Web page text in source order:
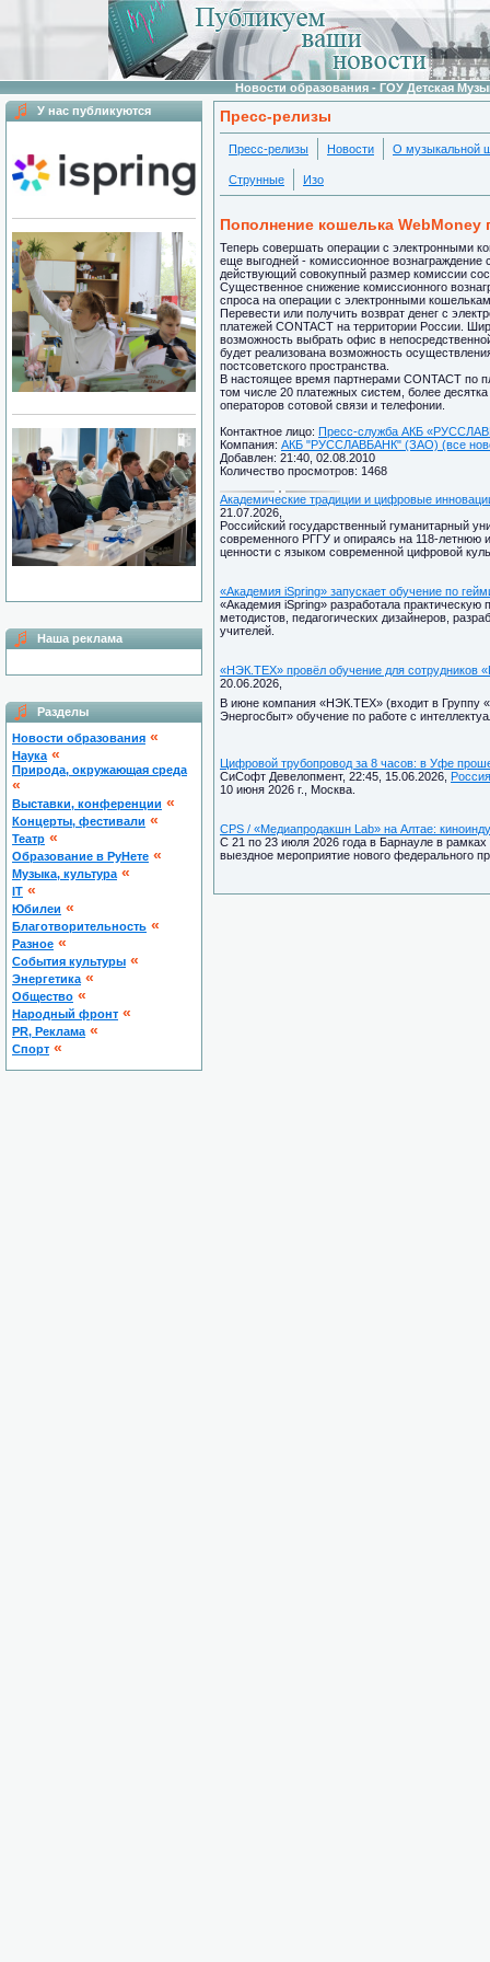
Новости образования - ГОУ Детская
У нас публикуются
Наша реклама
Разделы
Новости образования «
Наука «
Природа, окружающая среда
«
Выставки, конференции «
Концерты, фестивали «
Театр «
Образование в РуНете «
Музыка, культура «
IT «
Юбилеи «
Благотворительность «
Разное «
Cобытия культуры «
Энергетика «
Общество «
Народный фронт «
PR, Реклама «
Спорт «
Пресс-релизы
Пресс-релизы Новости О музыкальной
Струнные Изо
Пополнение кошелька WebMoney
Теперь совершать операции с электронными
еще выгодней - комиссионное вознаграждение
действующий совокупный размер комиссии
Существенное снижение комиссионного
спроса на операции с электронными
Перевести или получить возврат денег с
платежей CONTACT на территории России.
возможность выбрать офис в
будет реализована возможность
постсоветского пространства.
В настоящее время партнерами CONTACT по
том числе 20 платежных систем, более
операторов сотовой связи и телефонии.
Контактное лицо: Пресс-служба АКБ
Компания: АКБ "РУССЛАВБАНК" (ЗАО) (все
Добавлен: 21:40, 02.08.2010
Количество просмотров: 1468
Академические традиции и цифровые
21.07.2026,
Российский государственный гуманитарный
современного РГГУ и опираясь на 118-летнюю
ценности с языком современной цифровой
«Академия iSpring» запускает обучение по
«Академия iSpring» разработала
методистов, педагогических дизайнеров,
учителей.
«НЭК.ТЕХ» провёл обучение для сотрудников
20.06.2026,
В июне компания «НЭК.ТЕХ» (входит в Группу
Энергосбыт» обучение по работе с
Цифровой трубопровод за 8 часов: в Уфе
СиСофт Девелопмент, 22:45, 15.06.2026, Россия
10 июня 2026 г., Москва.
CPS / «Медиапродакшн Lab» на Алтае:
С 21 по 23 июля 2026 года в Барнауле в
выездное мероприятие нового федерального